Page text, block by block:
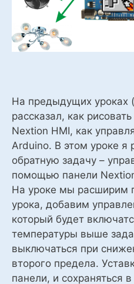
На предыдущих уроках (
рассказал, как
Nextion HMI, как
Arduino. В этом уроке я
обратную задачу –
помощью панели
На уроке мы расширим
урока, добавим
который будет
температуры выше
выключаться при
второго предела.
панели, и сохраняться